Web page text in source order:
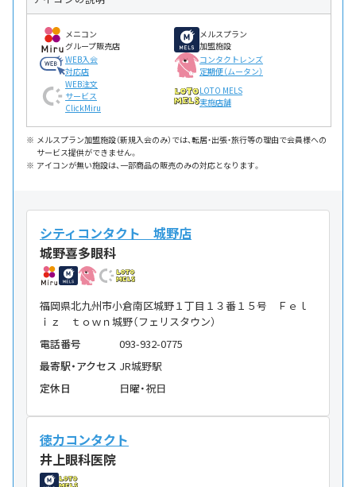
メニコン
グループ販売店
メルスプラン
加盟施設
WEB入会
対応店
コンタクトレンズ
定期便（ムータン）
WEB注文
サービス
ClickMiru
LOTO MELS
実施店舗
メルスプラン加盟施設（新規入会のみ）では、転居・出張・旅行等の理由で会員様への
サービス提供ができません。
アイコンが無い施設は、一部商品の販売のみの対応となります。
シティコンタクト 城野店
城野喜多眼科
福岡県北九州市小倉南区城野１丁目１３番１５号 Ｆｅｌ
ｉｚ ｔｏｗｎ城野（フェリスタウン）
電話番号
093-932-0775
最寄駅・アクセス JR城野駅
定休日
日曜・祝日
徳力コンタクト
井上眼科医院